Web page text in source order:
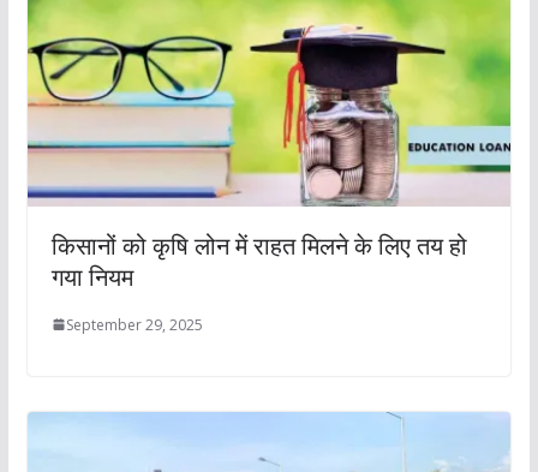
किसानों को कृषि लोन में राहत मिलने के लिए तय हो
गया नियम
September 29, 2025